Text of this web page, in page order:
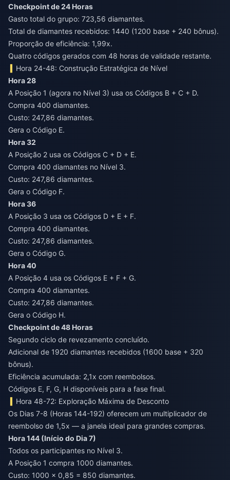
Checkpoint de 24 Horas
Gasto total do grupo: 723,56 diamantes.
Total de diamantes recebidos: 1440 (1200 base + 240 bônus).
Proporção de eficiência: 1,99x.
Quatro códigos gerados com 48 horas de validade restante.
Hora 24-48: Construção Estratégica de Nível
Hora 28
A Posição 1 (agora no Nível 3) usa os Códigos B + C + D.
Compra 400 diamantes.
Custo: 247,86 diamantes.
Gera o Código E.
Hora 32
A Posição 2 usa os Códigos C + D + E.
Compra 400 diamantes no Nível 3.
Custo: 247,86 diamantes.
Gera o Código F.
Hora 36
A Posição 3 usa os Códigos D + E + F.
Compra 400 diamantes.
Custo: 247,86 diamantes.
Gera o Código G.
Hora 40
A Posição 4 usa os Códigos E + F + G.
Compra 400 diamantes.
Custo: 247,86 diamantes.
Gera o Código H.
Checkpoint de 48 Horas
Segundo ciclo de revezamento concluído.
Adicional de 1920 diamantes recebidos (1600 base + 320
bônus).
Eficiência acumulada: 2,1x com reembolsos.
Códigos E, F, G, H disponíveis para a fase final.
Hora 48-72: Exploração Máxima de Desconto
Os Dias 7-8 (Horas 144-192) oferecem um multiplicador de
reembolso de 1,5x — a janela ideal para grandes compras.
Hora 144 (Início do Dia 7)
Todos os participantes no Nível 3.
A Posição 1 compra 1000 diamantes.
Custo: 1000 × 0,85 = 850 diamantes.